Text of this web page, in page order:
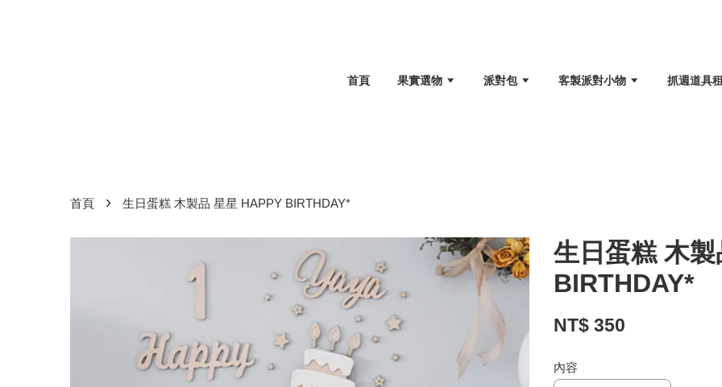
首頁 果實選物 派對包 客製派對小物 抓週道具
首頁 › 生日蛋糕 木製品 星星 HAPPY BIRTHDAY*
生日蛋糕 木
BIRTHDAY*
NT$ 350
內容